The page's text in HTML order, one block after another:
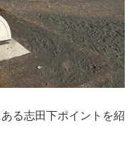
る志田下ポイントを紹